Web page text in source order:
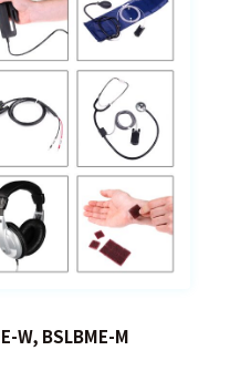
W, BSLBME-M